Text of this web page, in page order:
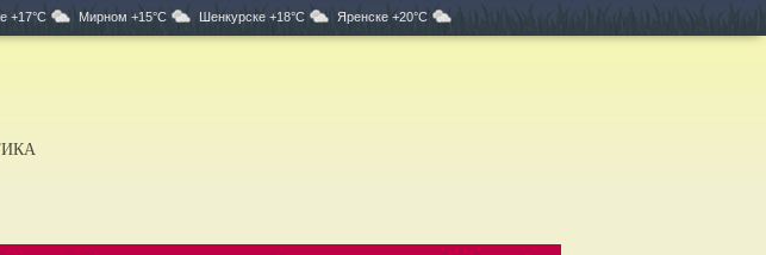
+17°C Мирном +15°C Шенкурске +18°C Яренске +20°C